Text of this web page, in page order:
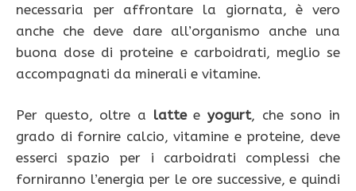
necessaria per affrontare la giornata, è vero
anche che deve dare all’organismo anche una
buona dose di proteine e carboidrati, meglio se
accompagnati da minerali e vitamine.
Per questo, oltre a latteeyogurt, che sono in
grado di fornire calcio, vitamine e proteine, deve
esserci spazio per i carboidrati complessi che
forniranno l’energia per le ore successive, e quindi